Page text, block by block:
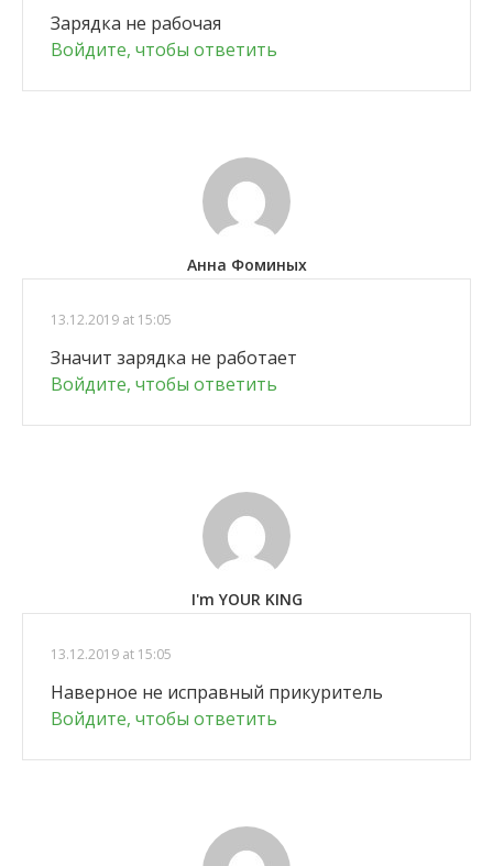
Зарядка не рабочая
Войдите, чтобы ответить
Анна Фоминых
13.12.2019 at 15:05
Значит зарядка не работает
Войдите, чтобы ответить
I'm YOUR KING
13.12.2019 at 15:05
Наверное не исправный прикуритель
Войдите, чтобы ответить